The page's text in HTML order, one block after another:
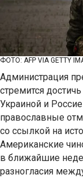
ФОТО: AFP VIA GETTY
Администрация
стремится
Украиной и
православные
со ссылкой на
Американские
в ближайшие
разногласия